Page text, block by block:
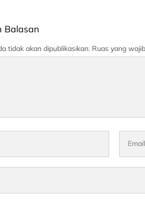
Balasan
tidak akan dipublikasikan. Ruas yang